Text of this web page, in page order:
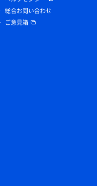
総合お問い合わせ
ご意見箱